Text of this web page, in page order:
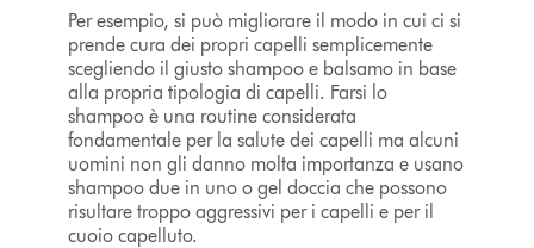
Per esempio, si può migliorare il modo in cui ci si
prende cura dei propri capelli semplicemente
scegliendo il giusto shampoo e balsamo in base
alla propria tipologia di capelli. Farsi lo
shampoo è una routine considerata
fondamentale per la salute dei capelli ma alcuni
uomini non gli danno molta importanza e usano
shampoo due in uno o gel doccia che possono
risultare troppo aggressivi per i capelli e per il
cuoio capelluto.